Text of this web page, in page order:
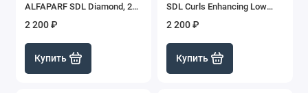
ALFAPARF SDL Diamond, 250
2 200 ₽
Купить
SDL Curls Enhancing Low
2 200 ₽
Купить